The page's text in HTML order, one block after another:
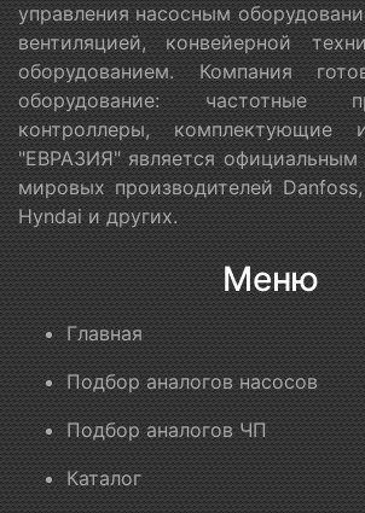
управления насосным
вентиляцией, конвейерной
оборудованием. Компания
оборудование: частотные
контроллеры,
"ЕВРАЗИЯ" является официальным
мировых производителей
Hyndai и других.
Меню
Главная
Подбор аналогов насосов
Подбор аналогов ЧП
Каталог